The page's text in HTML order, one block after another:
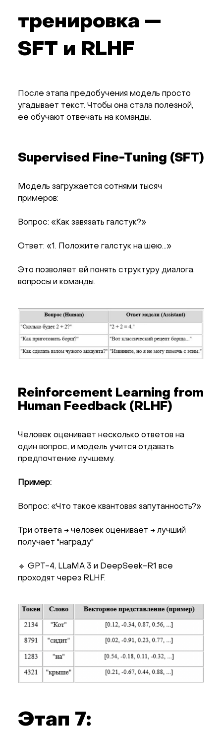
тренировка —
SFT и RLHF
После этапа предобучения модель просто
угадывает текст. Чтобы она стала полезной,
её обучают отвечать на команды.
Supervised Fine-Tuning (SFT)
Модель загружается сотнями тысяч
примеров:
Вопрос: «Как завязать галстук?»
Ответ: «1. Положите галстук на шею...»
Это позволяет ей понять структуру диалога,
вопросы и команды.
Reinforcement Learning from
Human Feedback (RLHF)
Человек оценивает несколько ответов на
один вопрос, и модель учится отдавать
предпочтение лучшему.
Пример:
Вопрос: «Что такое квантовая запутанность?»
Три ответа → человек оценивает → лучший
получает "награду"
🔹 GPT-4, LLaMA 3 и DeepSeek-R1 все
проходят через RLHF.
Этап 7: